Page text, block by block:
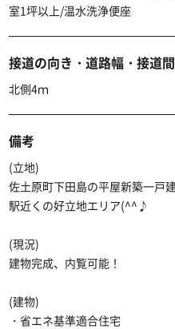
室1坪以上/温水洗浄便座
接道の向き・道路幅・接道
北側4ｍ
備考
(立地)
佐土原町下田島の平屋新築一戸建
駅近くの好立地エリア(^^♪
(現況)
建物完成、内覧可能！
(建物)
・省エネ基準適合住宅